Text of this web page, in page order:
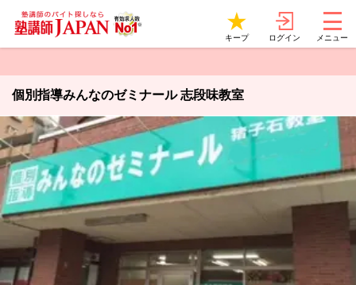
キープ ログイン メニュー
個別指導みんなのゼミナール 志段味教室